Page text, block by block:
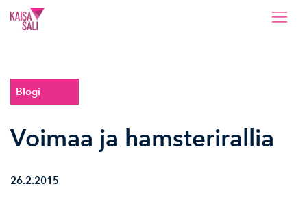
Kaisa Sali
Blogi
Voimaa ja hamsterirallia
26.2.2015